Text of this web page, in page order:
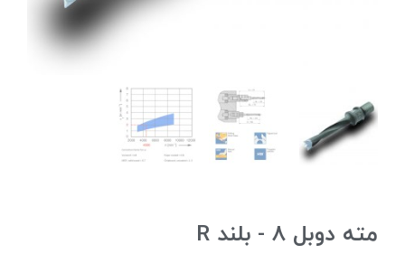
مته دوبل 8 - بلند R